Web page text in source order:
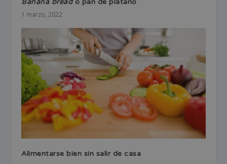
1 marzo, 2022
Alimentarse bien sin salir de casa